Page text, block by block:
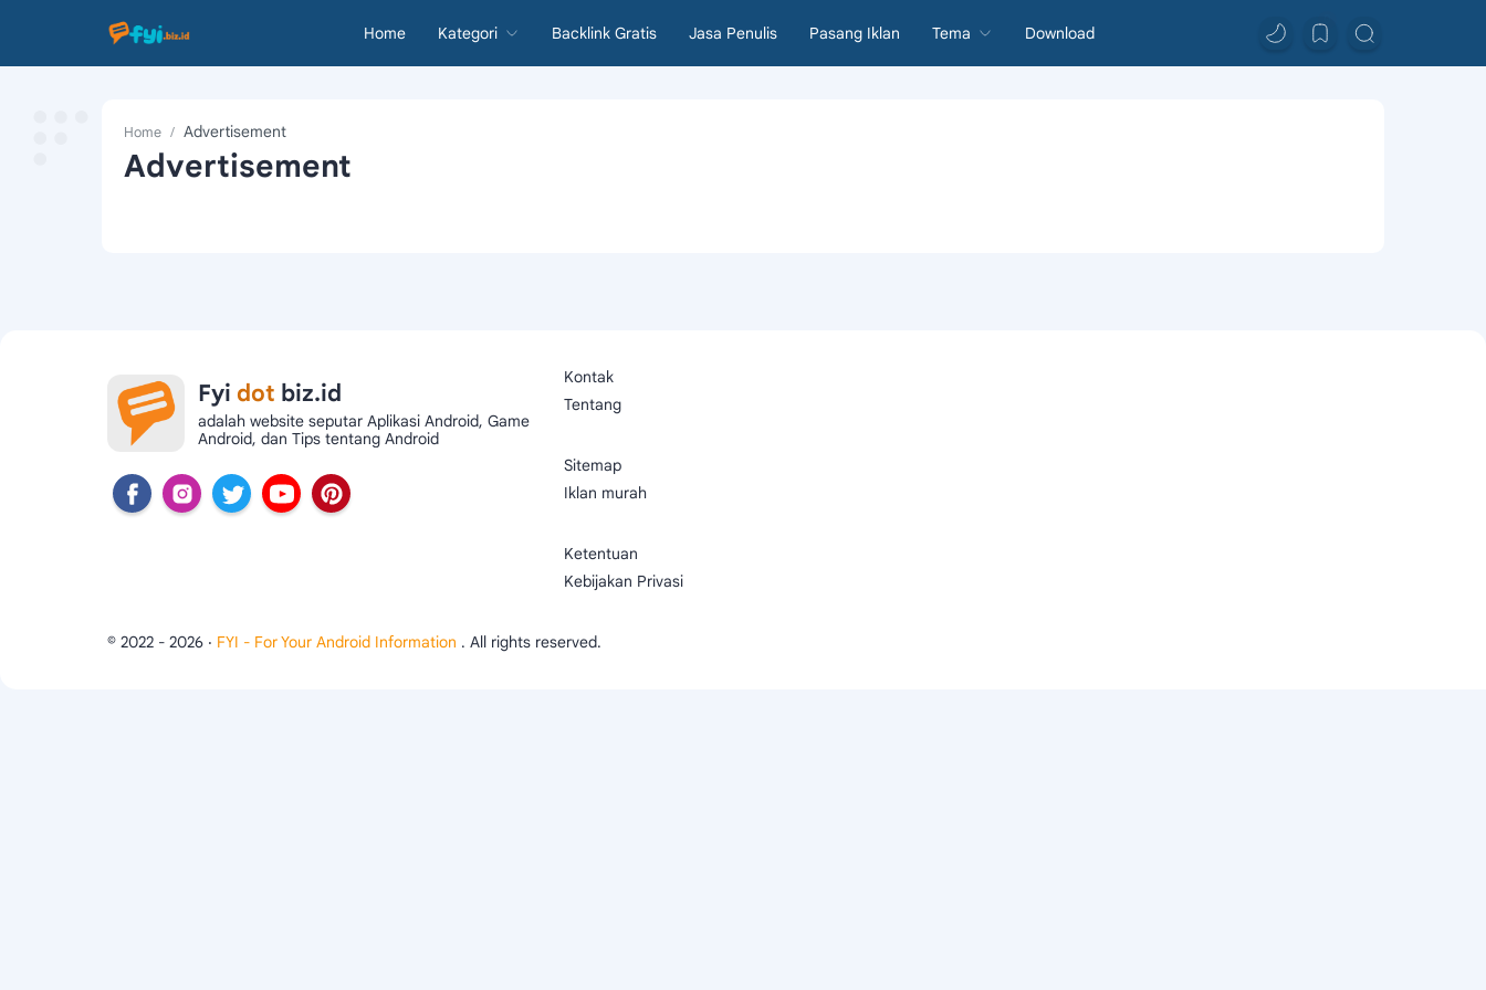
Home Kategori Backlink Gratis Jasa Penulis Pasang Iklan Tema Download
Home
Advertisement
Fyi dot biz.id
adalah website seputar Aplikasi Android, Game
Android, dan Tips tentang Android
Kontak
Tentang
Sitemap
Iklan murah
Ketentuan
Kebijakan Privasi
© 2022 - 2026 ‧ FYI - For Your Android Information . All rights reserved.